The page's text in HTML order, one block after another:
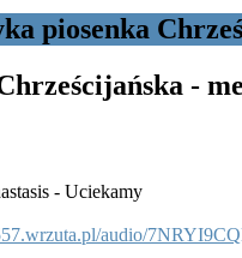
piosenka
-
- Uciekamy
audio/